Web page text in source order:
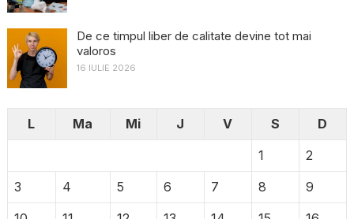
De ce timpul liber de calitate devine tot mai
valoros
16 IULIE 2026
L Ma Mi J V S
D
1
2
3
4 5 6 7 8
9